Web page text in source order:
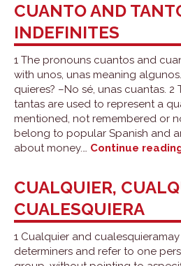
CUANTO AND
INDEFINITES
1 The pronouns cuantos and
with unos, unas meaning
quieres? –No sé, unas cuantas.
tantas are used to represent a
mentioned, not remembered or
belong to popular Spanish and
about money.… Continue
CUALQUIER,
CUALESQUIERA
1 Cualquier and
determiners and refer to one